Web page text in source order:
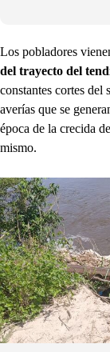
Los pobladores
del trayecto del
constantes cortes del
averías que se
época de la crecida
mismo.